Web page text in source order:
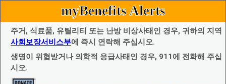
myBenefits Alerts
주거, 식료품, 유틸리티 또는 난방 비상사태인 경우, 귀하의 지역
사회보장서비스부에 즉시 연락해 주십시오.
생명이 위협받거나 의학적 응급사태인 경우, 911에 전화해 주십
시오.